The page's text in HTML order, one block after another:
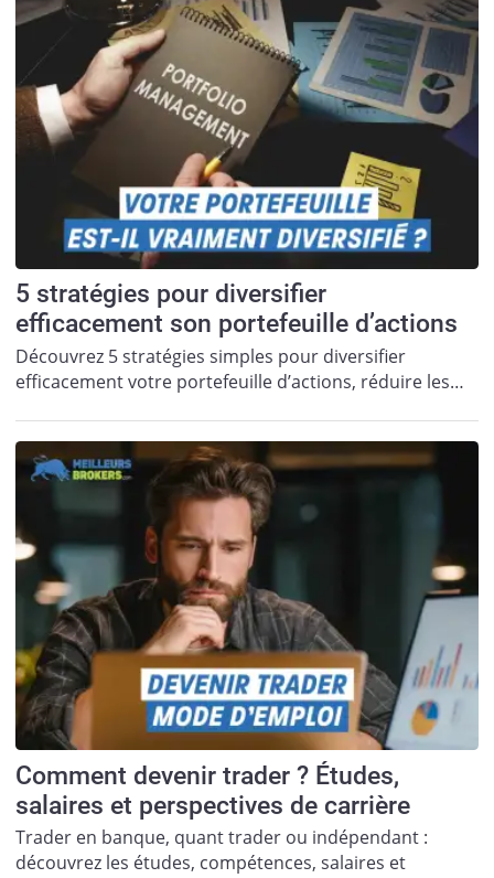
5 stratégies pour diversifier
efficacement son portefeuille d’actions
Découvrez 5 stratégies simples pour diversifier
efficacement votre portefeuille d’actions, réduire les…
Comment devenir trader ? Études,
salaires et perspectives de carrière
Trader en banque, quant trader ou indépendant :
découvrez les études, compétences, salaires et